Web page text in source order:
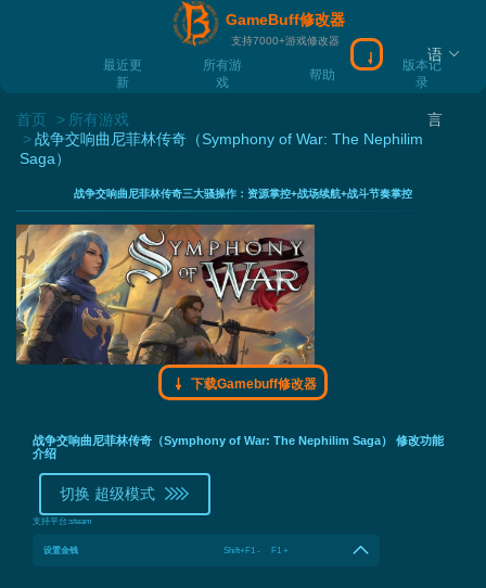
GameBuff修改器
支持7000+游戏修改器
最近更
新
所有游
戏
帮助
版本记
录
下载Gamebuff
语
言
首页
所有游戏
战争交响曲尼菲林传奇（Symphony of War: The Nephilim
Saga）
战争交响曲尼菲林传奇三大骚操作：资源掌控+战场续航+战斗节奏掌控
下载Gamebuff修改器
战争交响曲尼菲林传奇（Symphony of War: The Nephilim Saga） 修改功能
介绍
切换 超级模式
支持平台:steam
设置金钱 Shift+F1 - F1 +